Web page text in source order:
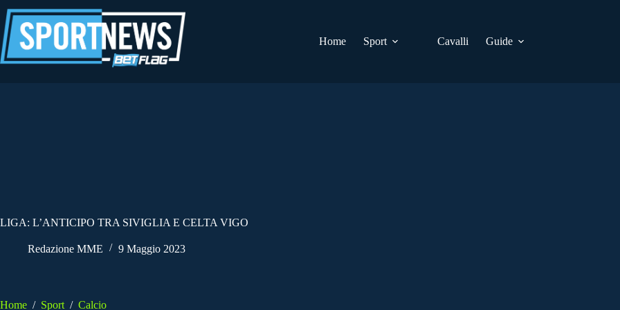
al
contenuto
Home
Sport Cavalli Guide
LIGA: L’ANTICIPO TRA SIVIGLIA E CELTA VIGO
Redazione MME 9 Maggio 2023
Home / Sport / Calcio